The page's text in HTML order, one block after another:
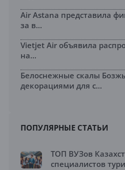
Air Astana представила
за в...
Vietjet Air объявила
на...
Белоснежные скалы
декорациями для с...
ПОПУЛЯРНЫЕ СТАТЬИ
ТОП ВУЗов
специалистов